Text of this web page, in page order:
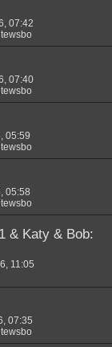
07:42
07:40
05:59
05:58
& Katy & Bob:
11:05
07:35